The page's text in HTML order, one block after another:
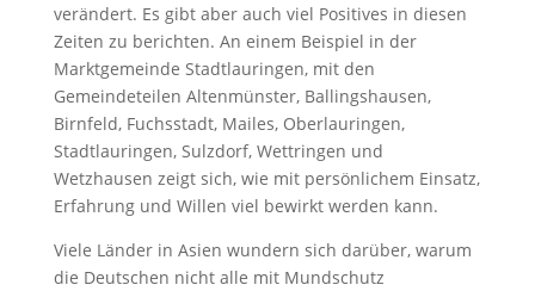
verändert. Es gibt aber auch viel Positives in diesen
Zeiten zu berichten. An einem Beispiel in der
Marktgemeinde Stadtlauringen, mit den
Gemeindeteilen Altenmünster, Ballingshausen,
Birnfeld, Fuchsstadt, Mailes, Oberlauringen,
Stadtlauringen, Sulzdorf, Wettringen und
Wetzhausen zeigt sich, wie mit persönlichem Einsatz,
Erfahrung und Willen viel bewirkt werden kann.
Viele Länder in Asien wundern sich darüber, warum
die Deutschen nicht alle mit Mundschutz